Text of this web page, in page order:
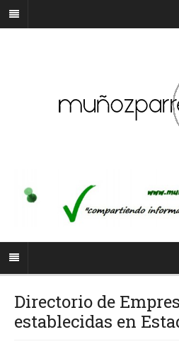
Directorio de
establecidas en